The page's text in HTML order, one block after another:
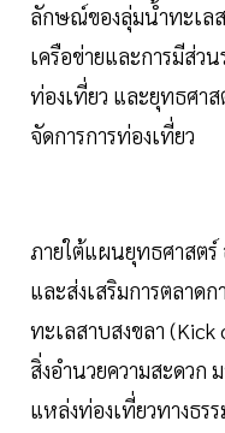
ลักษณ์ของลุ่มน้ำทะเล
เครือข่ายและการมีส่ว
ท่องเที่ยว และยุทธศา
จัดการการท่องเที่ยว
ภายใต้แผนยุทธศาสตร์
และส่งเสริมการตลาด
ทะเลสาบสงขลา
สิ่งอำนวยความสะดวก
แหล่งท่องเที่ยวทางธร